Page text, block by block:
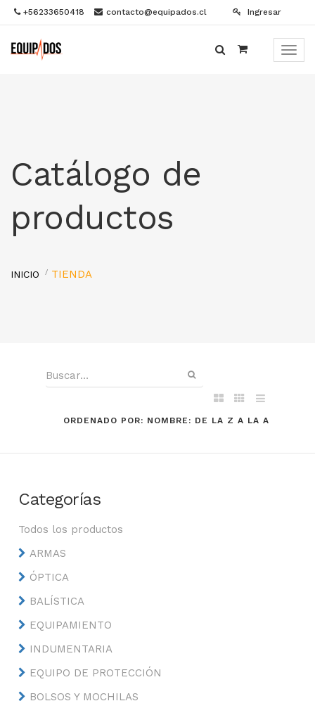
+56233650418 contacto@equipados.cl Ingresar
Menú
Catálogo de
productos
INICIO TIENDA
ORDENADO POR: NOMBRE: DE LA Z A LA A
Categorías
Todos los productos
ARMAS
ÓPTICA
BALÍSTICA
EQUIPAMIENTO
INDUMENTARIA
EQUIPO DE PROTECCIÓN
BOLSOS Y MOCHILAS